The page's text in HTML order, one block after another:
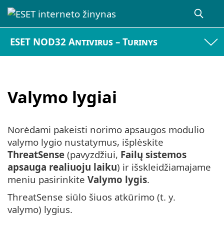
ESET NOD32 Antivirus – Turinys
Valymo lygiai
Norėdami pakeisti norimo apsaugos modulio
valymo lygio nustatymus, išplėskite
ThreatSense (pavyzdžiui, Failų sistemos
apsauga realiuoju laiku) ir išskleidžiamajame
meniu pasirinkite Valymo lygis.
ThreatSense siūlo šiuos atkūrimo (t. y.
valymo) lygius.